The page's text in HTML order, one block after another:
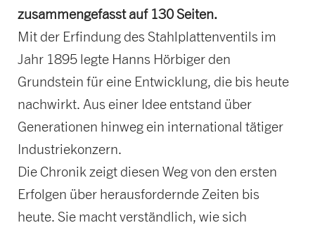
zusammengefasst auf 130 Seiten.
Mit der Erfindung des Stahlplattenventils im
Jahr 1895 legte Hanns Hörbiger den
Grundstein für eine Entwicklung, die bis heute
nachwirkt. Aus einer Idee entstand über
Generationen hinweg ein international tätiger
Industriekonzern.
Die Chronik zeigt diesen Weg von den ersten
Erfolgen über herausfordernde Zeiten bis
heute. Sie macht verständlich, wie sich